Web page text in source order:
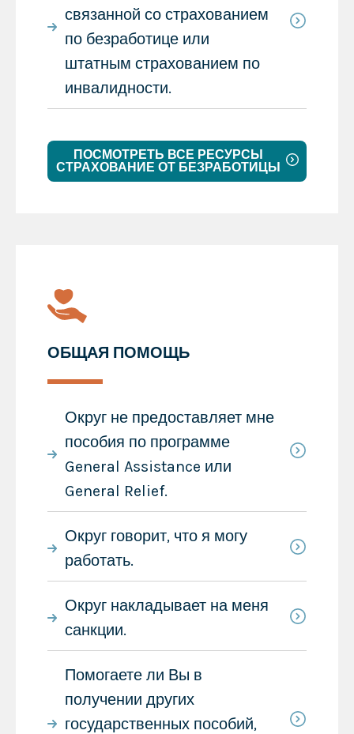
связанной со страхованием
по безработице или
штатным страхованием по
инвалидности.
ПОСМОТРЕТЬ ВСЕ РЕСУРСЫ
СТРАХОВАНИЕ ОТ БЕЗРАБОТИЦЫ
ОБЩАЯ ПОМОЩЬ
Округ не предоставляет мне
пособия по программе
General Assistance или
General Relief.
Округ говорит, что я могу
работать.
Округ накладывает на меня
санкции.
Помогаете ли Вы в
получении других
государственных пособий,